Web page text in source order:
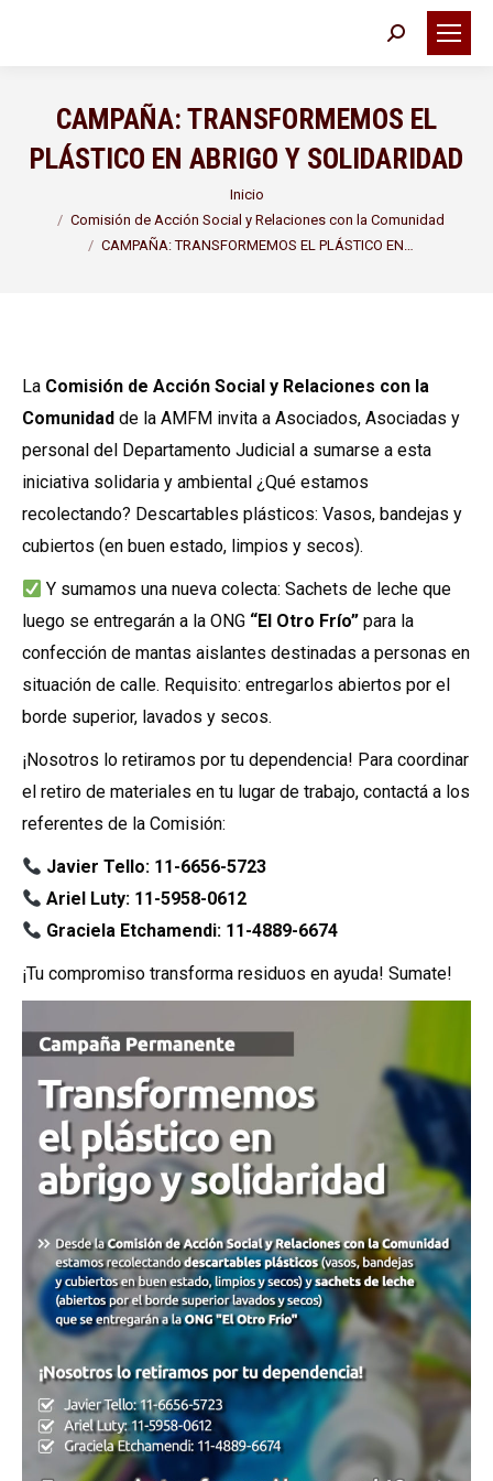
Buscar:
CAMPAÑA: TRANSFORMEMOS EL
PLÁSTICO EN ABRIGO Y SOLIDARIDAD
Inicio
Comisión de Acción Social y Relaciones con la Comunidad
CAMPAÑA: TRANSFORMEMOS EL PLÁSTICO EN…
La Comisión de Acción Social y Relaciones con la
Comunidad de la AMFM invita a Asociados, Asociadas y
personal del Departamento Judicial a sumarse a esta
iniciativa solidaria y ambiental ¿Qué estamos
recolectando? Descartables plásticos: Vasos, bandejas y
cubiertos (en buen estado, limpios y secos).
Y sumamos una nueva colecta: Sachets de leche que
luego se entregarán a la ONG “El Otro Frío” para la
confección de mantas aislantes destinadas a personas en
situación de calle. Requisito: entregarlos abiertos por el
borde superior, lavados y secos.
¡Nosotros lo retiramos por tu dependencia! Para coordinar
el retiro de materiales en tu lugar de trabajo, contactá a los
referentes de la Comisión:
Javier Tello: 11-6656-5723
Ariel Luty: 11-5958-0612
Graciela Etchamendi: 11-4889-6674
¡Tu compromiso transforma residuos en ayuda! Sumate!